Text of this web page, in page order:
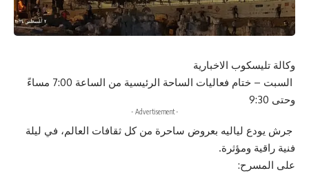
وكالة تليسكوب الاخبارية
السبت – ختام فعاليات الساحة الرئيسية من الساعة 7:00 مساءً
وحتى 9:30
- Advertisement -
جرش يودع لياليه بعروض ساحرة من كل ثقافات العالم، في ليلة
فنية راقية ومؤثرة.
على المسرح: